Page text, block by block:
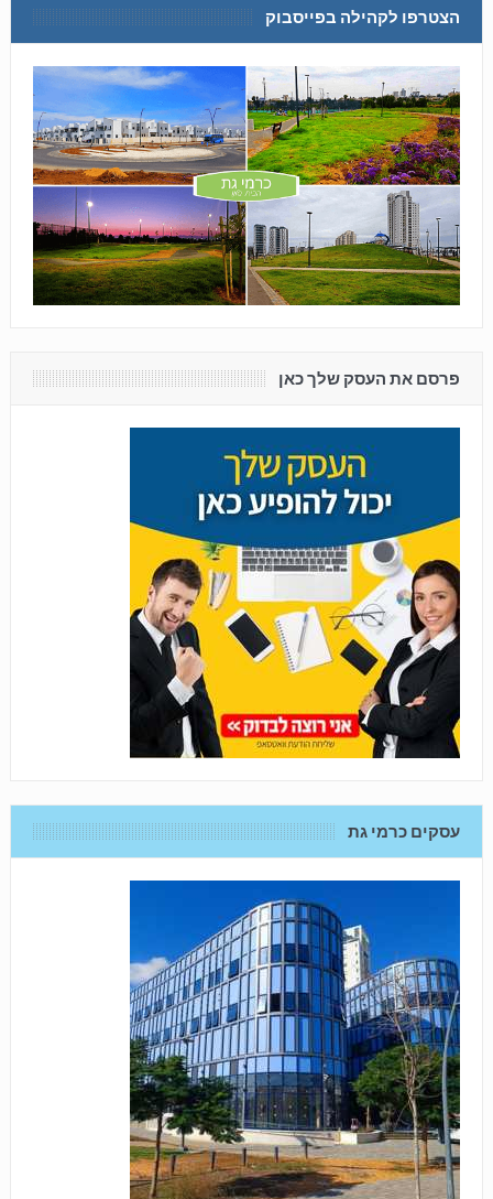
הצטרפו לקהילה בפייסבוק
פרסם את העסק שלך כאן
עסקים כרמי גת